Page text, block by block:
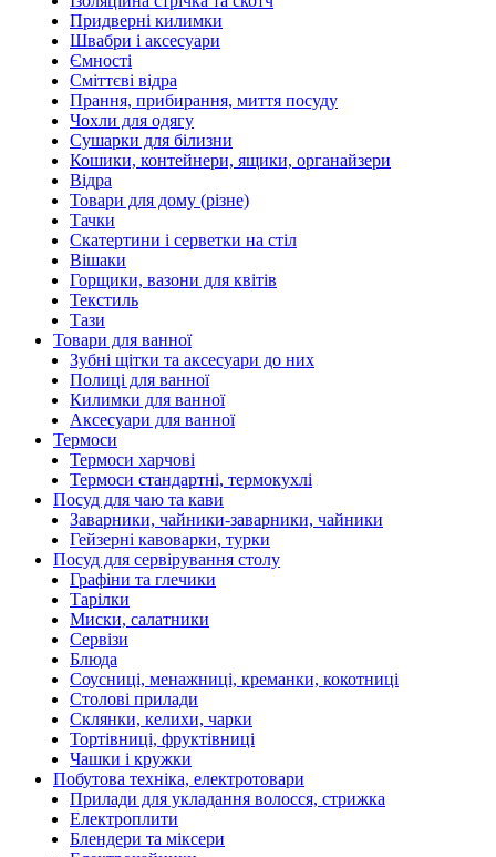
Придверні килимки
Швабри і аксесуари
Ємності
Сміттєві відра
Прання, прибирання, миття посуду
Чохли для одягу
Сушарки для білизни
Кошики, контейнери, ящики, органайзери
Відра
Товари для дому (різне)
Тачки
Скатертини і серветки на стіл
Вішаки
Горщики, вазони для квітів
Текстиль
Тази
Товари для ванної
Зубні щітки та аксесуари до них
Полиці для ванної
Килимки для ванної
Аксесуари для ванної
Термоси
Термоси харчові
Термоси стандартні, термокухлі
Посуд для чаю та кави
Заварники, чайники-заварники, чайники
Гейзерні кавоварки, турки
Посуд для сервірування столу
Графіни та глечики
Тарілки
Миски, салатники
Сервізи
Блюда
Соусниці, менажниці, креманки, кокотниці
Столові прилади
Склянки, келихи, чарки
Тортівниці, фруктівниці
Чашки і кружки
Побутова техніка, електротовари
Прилади для укладання волосся, стрижка
Електроплити
Блендери та міксери